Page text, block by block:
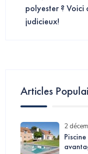
polyester ? Voici
judicieux!
Articles
2